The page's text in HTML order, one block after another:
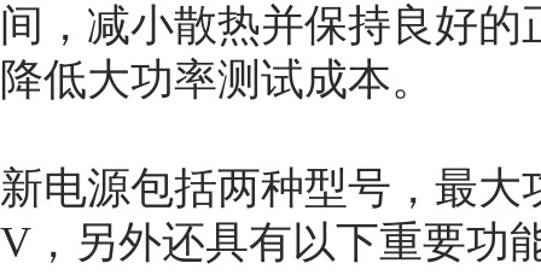
间，减小散热并保持良好
降低大功率测试成本。
新电源包括两种型号，最大
V，另外还具有以下重要功